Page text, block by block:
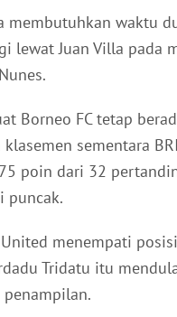
membutuhkan waktu
lewat Juan Villa pada
Borneo FC tetap
sementara
poin dari 32
puncak.
menempati
Tridatu itu